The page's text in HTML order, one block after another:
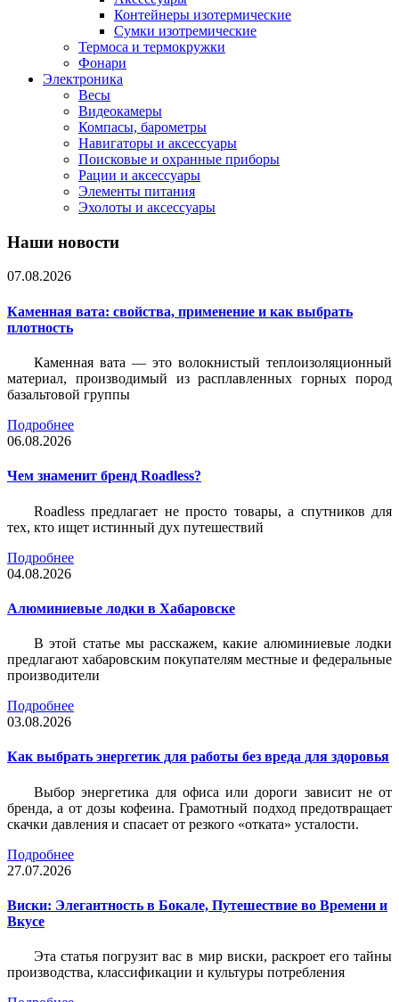
Контейнеры изотермические
Сумки изотремические
Термоса и термокружки
Фонари
Электроника
Весы
Видеокамеры
Компасы, барометры
Навигаторы и аксессуары
Поисковые и охранные приборы
Рации и аксессуары
Элементы питания
Эхолоты и аксессуары
Наши новости
07.08.2026
Каменная вата: свойства, применение и как выбрать
плотность
Каменная вата — это волокнистый теплоизоляционный
материал, производимый из расплавленных горных пород
базальтовой группы
Подробнее
06.08.2026
Чем знаменит бренд Roadless?
Roadless предлагает не просто товары, а спутников для
тех, кто ищет истинный дух путешествий
Подробнее
04.08.2026
Алюминиевые лодки в Хабаровске
В этой статье мы расскажем, какие алюминиевые лодки
предлагают хабаровским покупателям местные и федеральные
производители
Подробнее
03.08.2026
Как выбрать энергетик для работы без вреда для здоровья
Выбор энергетика для офиса или дороги зависит не от
бренда, а от дозы кофеина. Грамотный подход предотвращает
скачки давления и спасает от резкого «отката» усталости.
Подробнее
27.07.2026
Виски: Элегантность в Бокале, Путешествие во Времени и
Вкусе
Эта статья погрузит вас в мир виски, раскроет его тайны
производства, классификации и культуры потребления